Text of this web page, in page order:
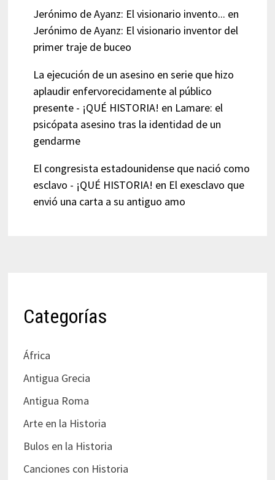
Jerónimo de Ayanz: El visionario invento... en
Jerónimo de Ayanz: El visionario inventor del
primer traje de buceo
La ejecución de un asesino en serie que hizo
aplaudir enfervorecidamente al público
presente - ¡QUÉ HISTORIA! en Lamare: el
psicópata asesino tras la identidad de un
gendarme
El congresista estadounidense que nació como
esclavo - ¡QUÉ HISTORIA! en El exesclavo que
envió una carta a su antiguo amo
Categorías
África
Antigua Grecia
Antigua Roma
Arte en la Historia
Bulos en la Historia
Canciones con Historia